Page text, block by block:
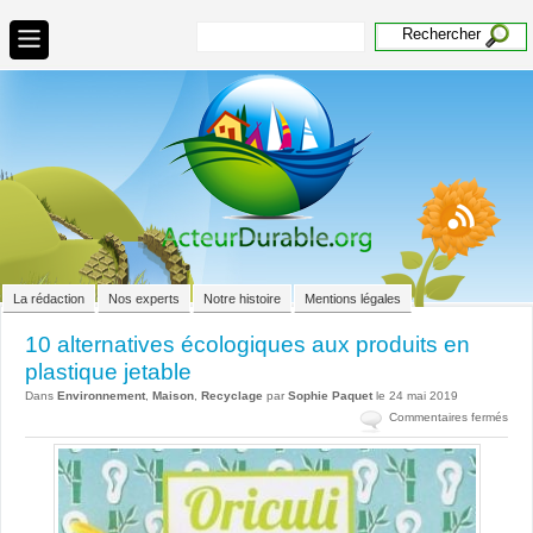
La rédaction Nos experts Notre histoire Mentions légales
10 alternatives écologiques aux produits en
plastique jetable
Dans Environnement Maison Recyclage par Sophie Paquet le 24 mai 2019
Commentaires ferméssur
10